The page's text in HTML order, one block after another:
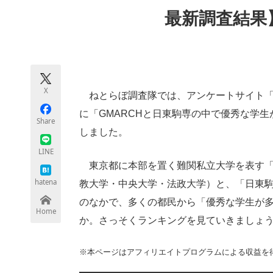
モノづくり技術者専門サイト エレクト
最新調査結果
X
Share
LINE
hatena
Home
ねとらぼ調査隊では、アンケートサイト
に「GMARCHと日東駒専の中で優秀な学
しました。
東京都に本部を置く難関私立大学を表す
教大学・中央大学・法政大学）と、「日東
のなかで、多くの都民から「優秀な学生が
か。さっそくランキングを見ていきましょ
※本ページはアフィリエイトプログラムによる収益を